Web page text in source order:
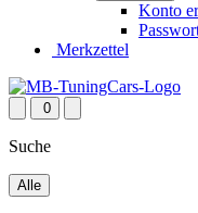
Konto
Merkzettel
0
Suche
Alle